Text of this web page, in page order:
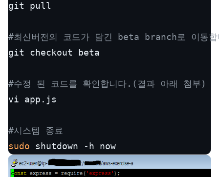
git pull
#최신버전의 코드가 담긴 beta branch로 이동
git checkout beta
#수정 된 코드를 확인합니다.(결과 아래 첨부)
vi app.js
#시스템 종료
sudo shutdown -h now